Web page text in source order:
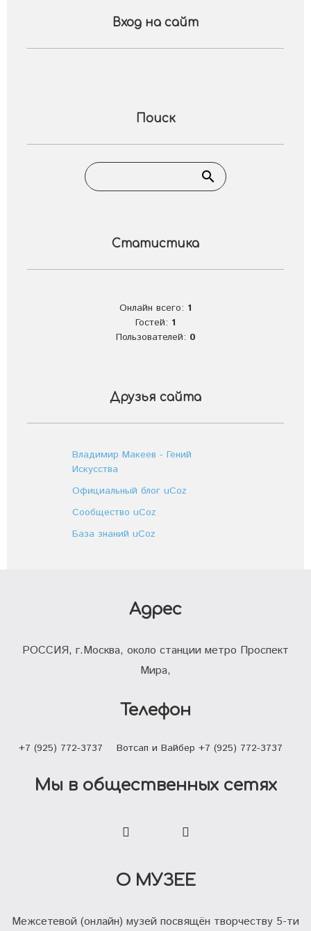
Вход на сайт
Поиск
Статистика
Онлайн всего: 1
Гостей: 1
Пользователей: 0
Друзья сайта
Владимир Макеев - Гений
Искусства
Официальный блог uCoz
Сообщество uCoz
База знаний uCoz
О МУЗЕЕ
Межсетевой (онлайн) музей посвящён творчеству 5-ти
Адрес
РОССИЯ, г.Москва, около станции метро Проспект
Мира,
Телефон
+7 (925) 772-3737 Вотсап и Вайбер +7 (925) 772-3737
Мы в общественных сетях